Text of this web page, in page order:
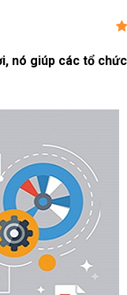
nó giúp các tổ